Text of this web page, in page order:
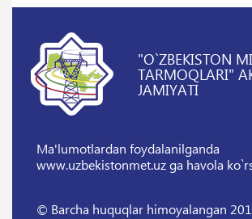
"O`ZBEKISTON
TARMOQLARI"
JAMIYATI
Ma'lumotlardan foydalanilganda
www.uzbekistonmet.uz ga havola
© Barcha huquqlar himoyalangan